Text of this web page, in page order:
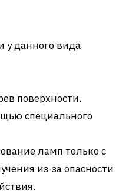
у данного вида
поверхности.
специального
ламп только с
из-за опасности